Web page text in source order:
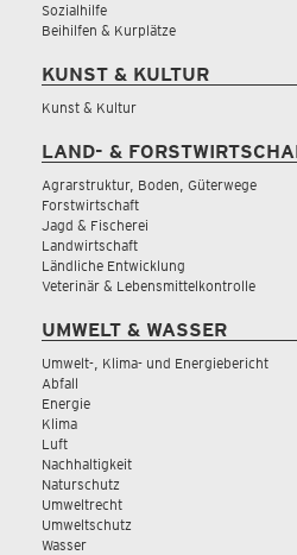
Sozialhilfe
Beihilfen & Kurplätze
KUNST & KULTUR
Kunst & Kultur
LAND- &
Agrarstruktur, Boden, Güterwege
Forstwirtschaft
Jagd & Fischerei
Landwirtschaft
Ländliche Entwicklung
Veterinär & Lebensmittelkontrolle
UMWELT & WASSER
Umwelt-, Klima- und Energiebericht
Abfall
Energie
Klima
Luft
Nachhaltigkeit
Naturschutz
Umweltrecht
Umweltschutz
Wasser